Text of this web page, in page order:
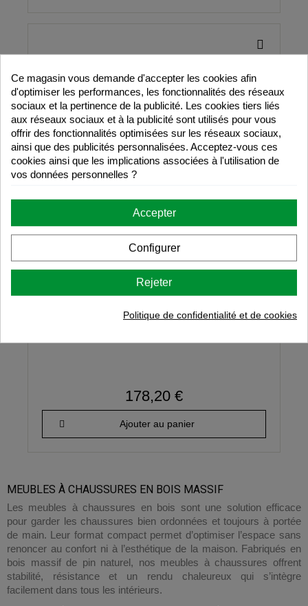
Meuble à chaussures en pin VITA avec 3
abattants
178,20 €
Ajouter au panier
MEUBLES À CHAUSSURES EN BOIS MASSIF
Les meubles à chaussures en bois sont une solution efficace
pour garder les chaussures bien ordonnées et toujours à portée
de main. Leur format compact permet d’optimiser l’espace sans
renoncer au confort ni à l’esthétique de la maison. Fabriqués en
bois massif de pin naturel, nos meubles à chaussures offrent
stabilité, résistance et un rendu chaleureux qui s’intègre
facilement dans tous les intérieurs.
Ce magasin vous demande d'accepter les cookies afin
d'optimiser les performances, les fonctionnalités des réseaux
sociaux et la pertinence de la publicité. Les cookies tiers liés
aux réseaux sociaux et à la publicité sont utilisés pour vous
offrir des fonctionnalités optimisées sur les réseaux sociaux,
ainsi que des publicités personnalisées. Acceptez-vous ces
cookies ainsi que les implications associées à l'utilisation de
vos données personnelles ?
Accepter
Configurer
Rejeter
Politique de confidentialité et de cookies